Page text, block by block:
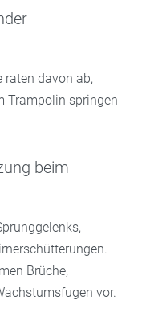
raten davon ab,
Trampolin springen
beim
Brüche,
vor.